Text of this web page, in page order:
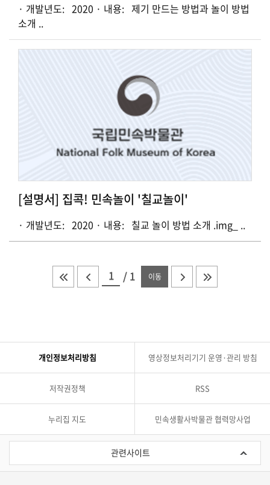
· 개발년도: 2020 · 내용: 제기 만드는 방법과 놀이 방법
소개 ..
[설명서] 집콕! 민속놀이 '칠교놀이'
· 개발년도: 2020 · 내용: 칠교 놀이 방법 소개 .img_ ..
/ 1 이동
개인정보처리방침 영상정보처리기기 운영·관리 방침
저작권정책 RSS
누리집 지도 민속생활사박물관 협력망사업
관
이
관련사이트